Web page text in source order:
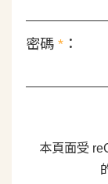
密碼 * ：
本頁面受